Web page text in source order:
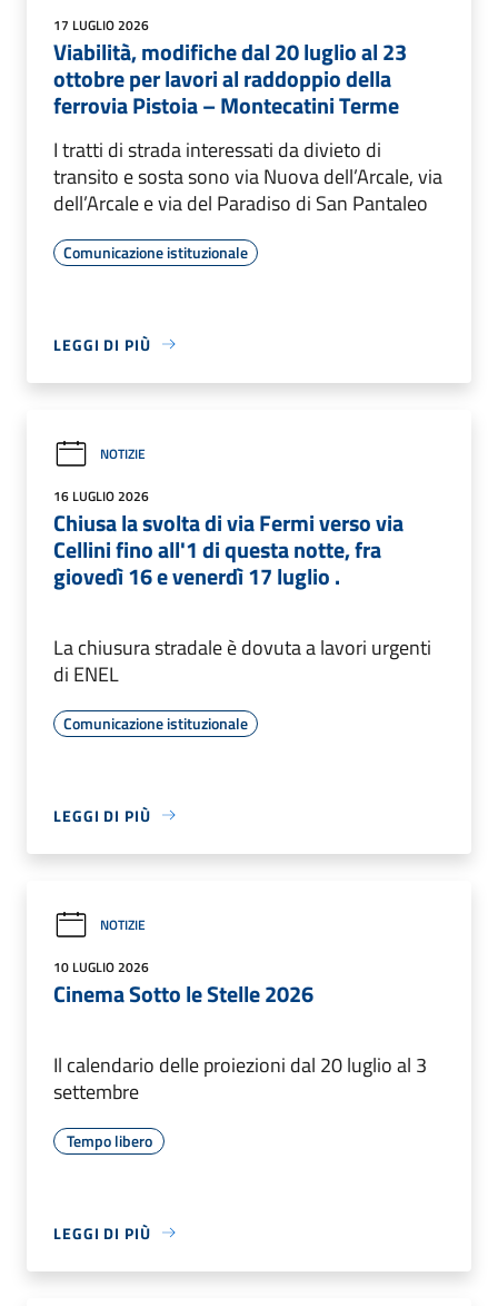
17 LUGLIO 2026
Viabilità, modifiche dal 20 luglio al 23
ottobre per lavori al raddoppio della
ferrovia Pistoia – Montecatini Terme
I tratti di strada interessati da divieto di
transito e sosta sono via Nuova dell’Arcale, via
dell’Arcale e via del Paradiso di San Pantaleo
Comunicazione istituzionale
LEGGI DI PIÙ
NOTIZIE
16 LUGLIO 2026
Chiusa la svolta di via Fermi verso via
Cellini fino all'1 di questa notte, fra
giovedì 16 e venerdì 17 luglio .
La chiusura stradale è dovuta a lavori urgenti
di ENEL
Comunicazione istituzionale
LEGGI DI PIÙ
NOTIZIE
10 LUGLIO 2026
Cinema Sotto le Stelle 2026
Il calendario delle proiezioni dal 20 luglio al 3
settembre
Tempo libero
LEGGI DI PIÙ